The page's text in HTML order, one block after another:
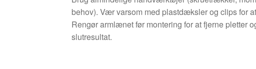
behov). Vær varsom med plastdæksler og clips for
Rengør armlænet før montering for at fjerne pletter
slutresultat.